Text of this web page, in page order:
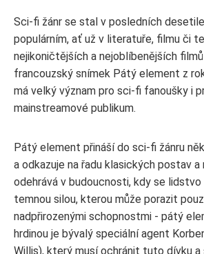
Sci-fi žánr se stal v posledních
populárním, ať už v literatuře, filmu či
nejikoničtějších a nejoblíbenějších
francouzský snímek Pátý element z
má velký význam pro sci-fi fanoušky i
mainstreamové publikum.
Pátý element přináší do sci-fi žánru
a odkazuje na řadu klasických postav a
odehrává v budoucnosti, kdy se
temnou silou, kterou může porazit
nadpřirozenými schopnostmi - pátý
hrdinou je bývalý speciální agent
Willis), který musí ochránit tuto dívku a